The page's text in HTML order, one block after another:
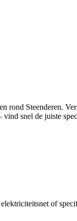
rond Steenderen.
snel de juiste
of